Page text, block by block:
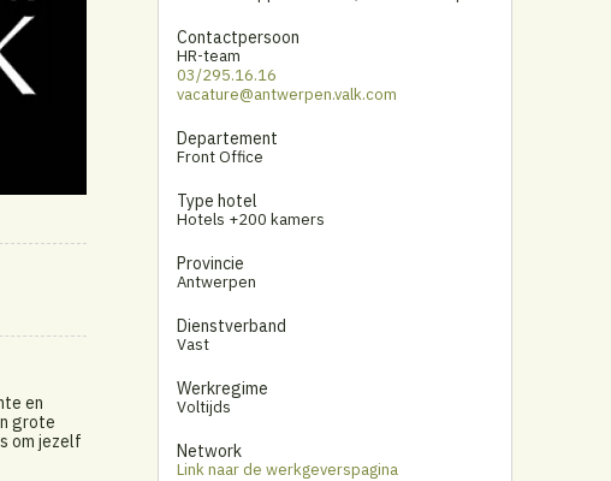
en
grote
om jezelf
Contactpersoon
HR-team
03/295.16.16
vacature@antwerpen.valk.com
Departement
Front Office
Type hotel
Hotels +200 kamers
Provincie
Antwerpen
Dienstverband
Vast
Werkregime
Voltijds
Network
Link naar de werkgeverspagina